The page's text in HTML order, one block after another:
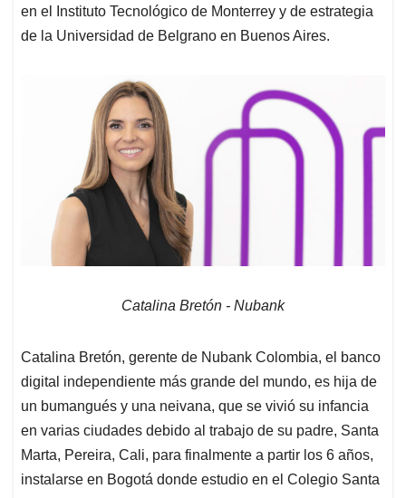
en el Instituto Tecnológico de Monterrey y de estrategia
de la Universidad de Belgrano en Buenos Aires.
Catalina Bretón - Nubank
Catalina Bretón, gerente de Nubank Colombia, el banco
digital independiente más grande del mundo, es hija de
un bumangués y una neivana, que se vivió su infancia
en varias ciudades debido al trabajo de su padre, Santa
Marta, Pereira, Cali, para finalmente a partir los 6 años,
instalarse en Bogotá donde estudio en el Colegio Santa